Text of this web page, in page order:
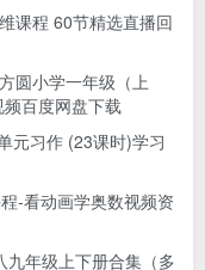
课程 60节精选直播回
圆小学一年级（上
百度网盘下载
元习作 (23课时)学习
-看动画学奥数视频资
年级上下册合集（多